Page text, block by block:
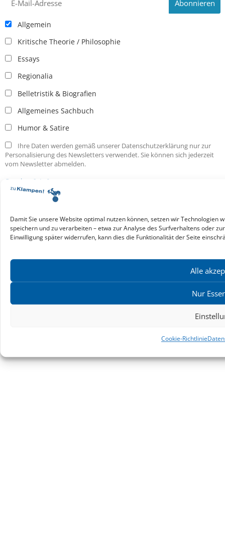
Damit Sie unsere Website optimal nutzen können, setzen wir Technologien
speichern und zu verarbeiten – etwa zur Analyse des Surfverhaltens oder
Einwilligung später widerrufen, kann dies die Funktionalität der Seite
Alle
Nur
Cookie-Richtlinie
Allgemein
Kritische Theorie / Philosophie
Essays
Regionalia
Belletristik & Biografien
Allgemeines Sachbuch
Humor & Satire
Ihre Daten werden gemäß unserer Datenschutzerklärung nur zur
Personalisierung des Newsletters verwendet. Sie können sich jederzeit
vom Newsletter abmelden.
Service & Infos
Presseservice
Service für Handel & Veranstalter
Infos zur Manuskripteinreichung
Praktikumsstellen
Kontakt & Ansprechpartner